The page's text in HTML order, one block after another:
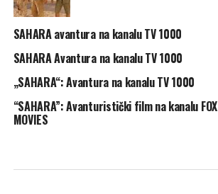
SAHARA avantura na kanalu TV 1000
SAHARA Avantura na kanalu TV 1000
„SAHARA“: Avantura na kanalu TV 1000
“SAHARA”: Avanturistički film na kanalu FOX
MOVIES